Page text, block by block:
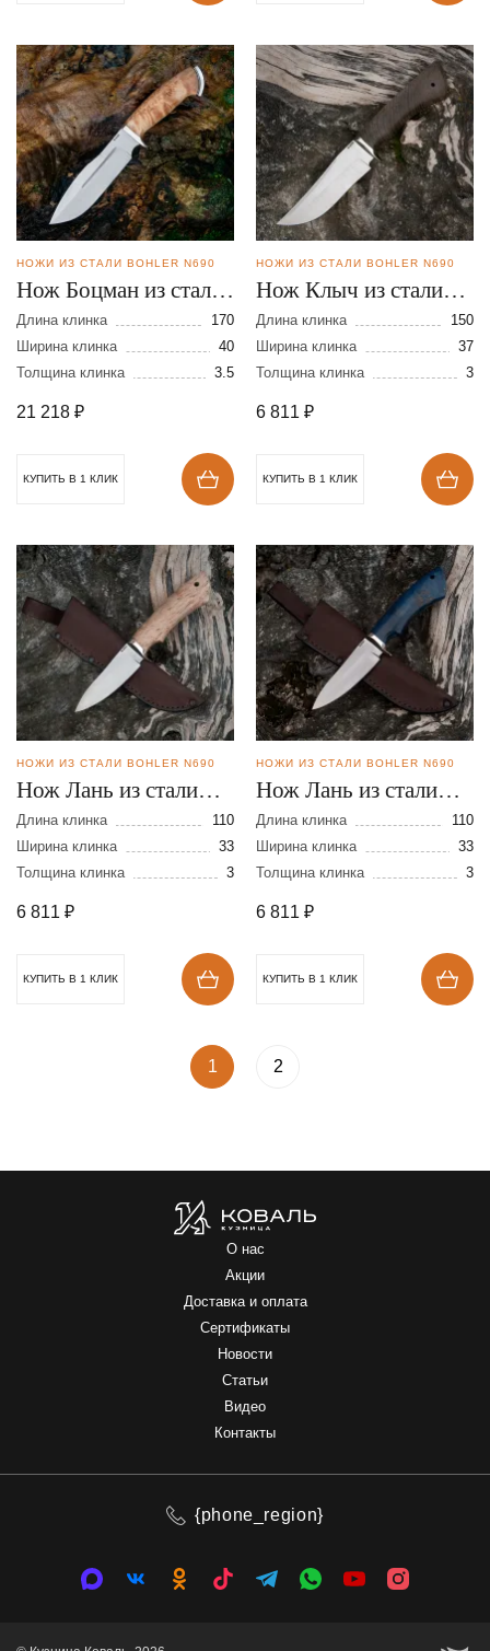
НОЖИ ИЗ СТАЛИ BOHLER N690
Нож Боцман из стали
N690
Длина клинка
170
Ширина клинка
40
Толщина клинка
3.5
21 218 ₽
КУПИТЬ В 1 КЛИК
НОЖИ ИЗ СТАЛИ BOHLER N690
Нож Клыч из стали
N690
Длина клинка
150
Ширина клинка
37
Толщина клинка
3
6 811 ₽
КУПИТЬ В 1 КЛИК
НОЖИ ИЗ СТАЛИ BOHLER N690
Нож Лань из стали
N690
Длина клинка
110
Ширина клинка
33
Толщина клинка
3
6 811 ₽
КУПИТЬ В 1 КЛИК
НОЖИ ИЗ СТАЛИ BOHLER N690
Нож Лань из стали
N690
Длина клинка
110
Ширина клинка
33
Толщина клинка
3
6 811 ₽
КУПИТЬ В 1 КЛИК
1 2
О нас
Акции
Доставка и оплата
Сертификаты
Новости
Статьи
Видео
Контакты
{phone_region}